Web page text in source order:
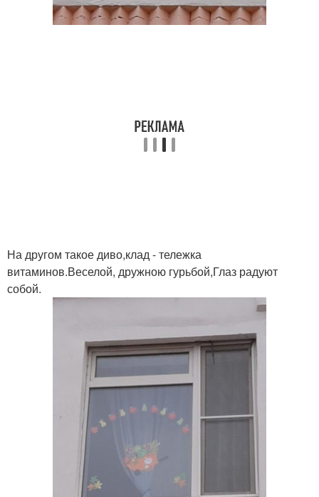
На другом такое диво,клад - тележка
витаминов.Веселой, дружною гурьбой,Глаз радуют
собой.